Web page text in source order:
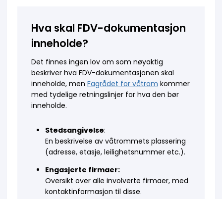
Hva skal FDV-dokumentasjon
inneholde?
Det finnes ingen lov om som nøyaktig
beskriver hva FDV-dokumentasjonen skal
inneholde, men Fagrådet for våtrom kommer
med tydelige retningslinjer for hva den bør
inneholde.
Stedsangivelse:
En beskrivelse av våtrommets plassering
(adresse, etasje, leilighetsnummer etc.).
Engasjerte firmaer:
Oversikt over alle involverte firmaer, med
kontaktinformasjon til disse.